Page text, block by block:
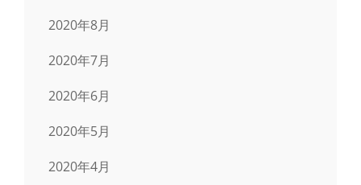
2020年8月
2020年7月
2020年6月
2020年5月
2020年4月